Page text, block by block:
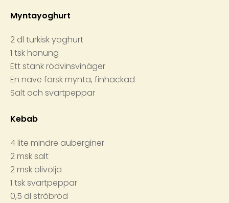
Myntayoghurt
2 dl turkisk yoghurt
1 tsk honung
Ett stänk rödvinsvinäger
En näve färsk mynta, finhackad
Salt och svartpeppar
Kebab
4 lite mindre auberginer
2 msk salt
2 msk olivolja
1 tsk svartpeppar
0,5 dl ströbröd